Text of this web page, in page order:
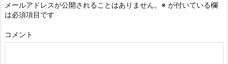
メールアドレスが公開されることはありません。 ※ が付いている欄
は必須項目です
コメント